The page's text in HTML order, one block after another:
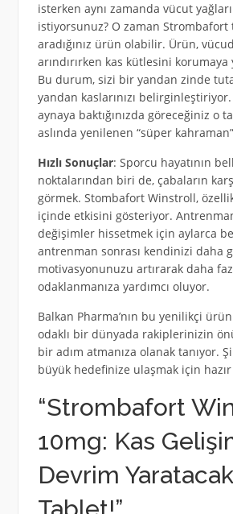
isterken aynı zamanda vücut
istiyorsunuz? O zaman Strombafort
aradığınız ürün olabilir. Ürün,
arındırırken kas kütlesini korumaya
Bu durum, sizi bir yandan zinde
yandan kaslarınızı
aynaya baktığınızda göreceğiniz o
aslında yenilenen “süper
Hızlı Sonuçlar: Sporcu hayatının
noktalarından biri de, çabaların
görmek. Stombafort Winstroll,
içinde etkisini gösteriyor.
değişimler hissetmek için aylarca
antrenman sonrası kendinizi daha
motivasyonunuzu artırarak daha
odaklanmanıza yardımcı oluyor.
Balkan Pharma’nın bu yenilikçi
odaklı bir dünyada rakiplerinizin
bir adım atmanıza olanak tanıyor.
büyük hedefinize ulaşmak için hazır
“Strombafort
10mg: Kas
Devrim Yaratacak